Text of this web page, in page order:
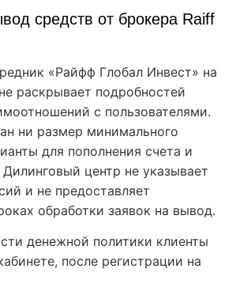
средств от брокера Raiff
«Райфф Глобал Инвест» на
раскрывает подробностей
с пользователями.
ни размер минимального
для пополнения счета и
центр не указывает
и не предоставляет
обработки заявок на вывод.
денежной политики клиенты
после регистрации на